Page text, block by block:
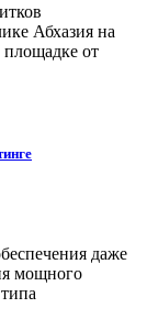
Абхазия на
от
даже
мощного